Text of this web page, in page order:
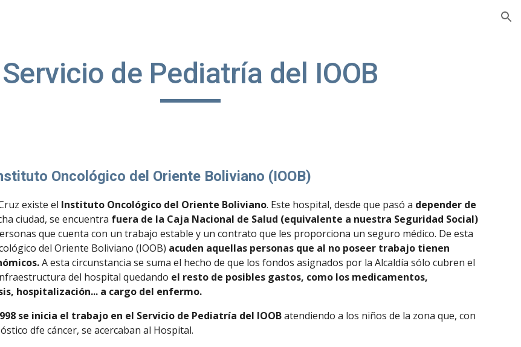
Servicio de Pediatría del IOOB
Oncológico del Oriente Boliviano (IOOB)
existe el Instituto Oncológico del Oriente Boliviano. Este hospital, desde que pasó a depender de
ciudad, se encuentra
que cuenta con un trabajo estable y un contrato que les proporciona un seguro médico. De esta
del Oriente Boliviano (IOOB) acuden aquellas personas que al no poseer trabajo tienen
A esta circunstancia se suma el hecho de que los fondos asignados por la Alcaldía sólo cubren el
del hospital quedando el resto de posibles gastos, como los medicamentos,
hospitalización... a cargo del enfermo.
se inicia el trabajo en el Servicio de Pediatría del IOOB atendiendo a los niños de la zona que, con
dfe cáncer, se acercaban al Hospital.